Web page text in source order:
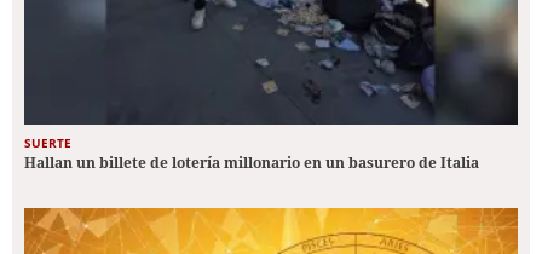
SUERTE
Hallan un billete de lotería millonario en un basurero de Italia